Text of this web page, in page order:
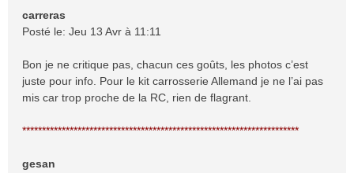
carreras
Posté le: Jeu 13 Avr à 11:11
Bon je ne critique pas, chacun ces goûts, les photos c’est
juste pour info. Pour le kit carrosserie Allemand je ne l’ai pas
mis car trop proche de la RC, rien de flagrant.
**********************************************************************
gesan